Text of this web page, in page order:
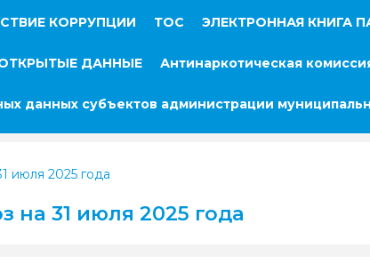
КОРРУПЦИИ ТОС ЭЛЕКТРОННАЯ КНИГА
ДАННЫЕ Антинаркотическая
данных субъектов администрации
июля 2025 года
31 июля 2025 года